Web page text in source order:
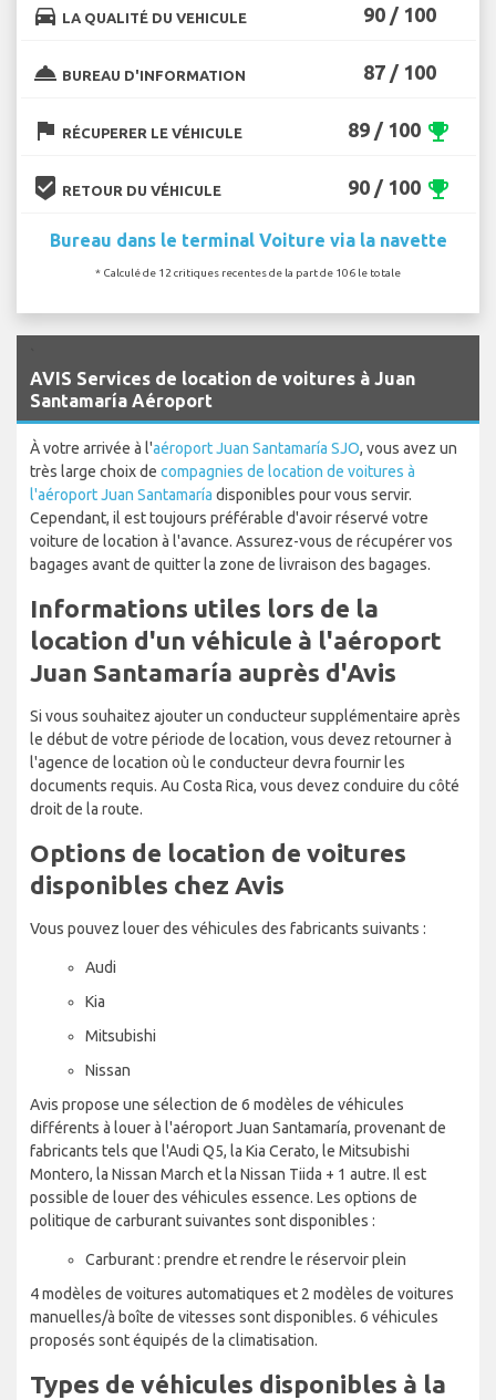
directions_car LA QUALITÉ DU VEHICULE 90 / 100
room_service BUREAU D'INFORMATION 87 / 100
flag RÉCUPERER LE VÉHICULE 89 / 100 emoji_events
beenhere RETOUR DU VÉHICULE 90 / 100 emoji_events
Bureau dans le terminal Voiture via la navette
* Calculé de 12 critiques recentes de la part de 106 le totale
AVIS Services de location de voitures à Juan
Santamaría Aéroport
À votre arrivée à l'aéroport Juan Santamaría SJO, vous avez un
très large choix de compagnies de location de voitures à
l'aéroport Juan Santamaría disponibles pour vous servir.
Cependant, il est toujours préférable d'avoir réservé votre
voiture de location à l'avance. Assurez-vous de récupérer vos
bagages avant de quitter la zone de livraison des bagages.
Informations utiles lors de la
location d'un véhicule à l'aéroport
Juan Santamaría auprès d'Avis
Si vous souhaitez ajouter un conducteur supplémentaire après
le début de votre période de location, vous devez retourner à
l'agence de location où le conducteur devra fournir les
documents requis. Au Costa Rica, vous devez conduire du côté
droit de la route.
Options de location de voitures
disponibles chez Avis
Vous pouvez louer des véhicules des fabricants suivants :
Audi
Kia
Mitsubishi
Nissan
Avis propose une sélection de 6 modèles de véhicules
différents à louer à l'aéroport Juan Santamaría, provenant de
fabricants tels que l'Audi Q5, la Kia Cerato, le Mitsubishi
Montero, la Nissan March et la Nissan Tiida + 1 autre. Il est
possible de louer des véhicules essence. Les options de
politique de carburant suivantes sont disponibles :
Carburant : prendre et rendre le réservoir plein
4 modèles de voitures automatiques et 2 modèles de voitures
manuelles/à boîte de vitesses sont disponibles. 6 véhicules
proposés sont équipés de la climatisation.
Types de véhicules disponibles à la